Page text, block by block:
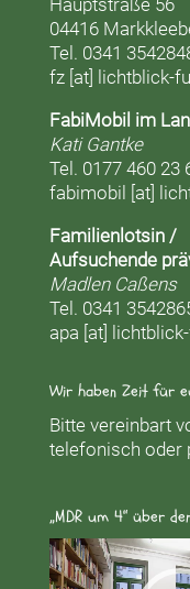
Hauptstraße 56
04416
Tel. 0341
fz [at] lichtblick-
FabiMobil im
Kati Gantke
Tel. 0177 460 23
fabimobil [at]
Familienlotsin /
Aufsuchende
Madlen Caßens
Tel. 0341
apa [at]
Wir haben Zeit für
Bitte vereinbart
telefonisch oder
„MDR um 4“ über
Video-
Player